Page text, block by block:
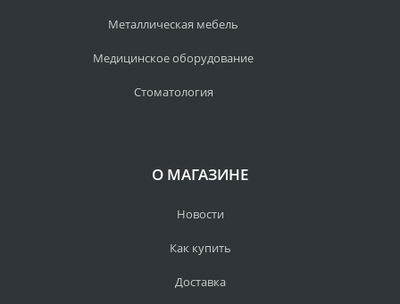
Металлическая мебель
Медицинское оборудование
Стоматология
О МАГАЗИНЕ
Новости
Как купить
Доставка